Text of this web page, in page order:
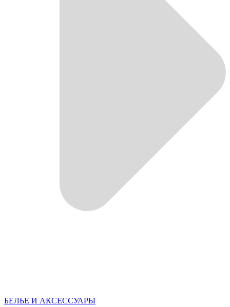
БЕЛЬЕ И АКСЕССУАРЫ